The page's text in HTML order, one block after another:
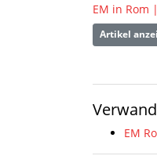
EM in Rom
Artikel
EM